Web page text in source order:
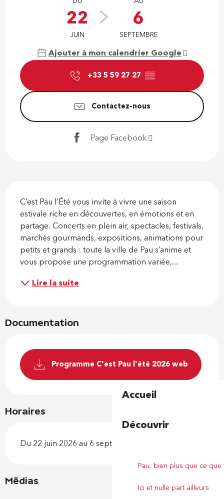
Accueil
Découvrir
Pau, bien plus que ce
Ici et nulle part ailleurs
22
JUIN
6
SEPTEMBRE
Ajouter à mon calendrier Google
+33 5 59 27 27 ▒▒
Contactez-nous
Page Facebook
C’est Pau l’Été vous invite à vivre une saison
estivale riche en découvertes, en émotions et en
partage. Concerts en plein air, spectacles, festivals,
marchés gourmands, expositions, animations pour
petits et grands : toute la ville de Pau s’anime et
vous propose une programmation variée,...
Lire la suite
Documentation
Programme C'est Pau l'été 2026 web
Horaires
Du 22 juin 2026 au 6 septembre 2026
Médias